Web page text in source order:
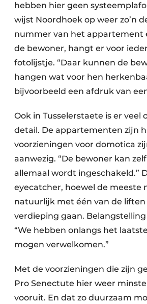
hebben hier geen
wijst Noordhoek op weer zo’n
nummer van het appartement
de bewoner, hangt er voor
fotolijstje. “Daar kunnen de
hangen wat voor hen
bijvoorbeeld een afdruk van
Ook in Tusselerstaete is er veel
detail. De appartementen zijn
voorzieningen voor domotica
aanwezig. “De bewoner kan
allemaal wordt ingeschakeld.”
eyecatcher, hoewel de meeste
natuurlijk met één van de liften
verdieping gaan. Belangstelling
“We hebben onlangs het
mogen verwelkomen.”
Met de voorzieningen die zijn
Pro Senectute hier weer
vooruit. En dat zo duurzaam